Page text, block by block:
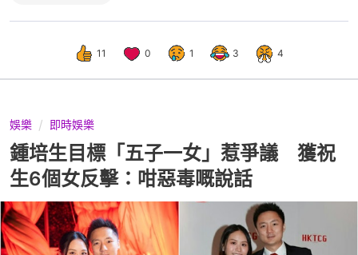
11 0 1 3 4
娛樂 即時娛樂
鍾培生目標「五子一女」惹爭議 獲祝
生6個女反擊：咁惡毒嘅說話